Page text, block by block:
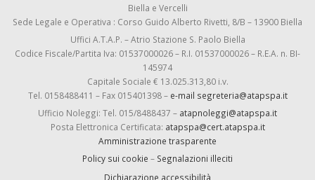
Biella e Vercelli
Sede Legale e Operativa : Corso Guido Alberto Rivetti, 8/B – 13900 Biella
Uffici A.T.A.P. – Atrio Stazione S. Paolo Biella
Codice Fiscale/Partita Iva: 01537000026 – R.I. 01537000026 – R.E.A. n. BI-
145974
Capitale Sociale € 13.025.313,80 i.v.
Tel. 0158488411 – Fax 015401398 – e-mail segreteria@atapspa.it
Ufficio Noleggi: Tel. 015/8488437 – atapnoleggi@atapspa.it
Posta Elettronica Certificata: atapspa@cert.atapspa.it
Amministrazione trasparente
Policy sui cookie – Segnalazioni illeciti
Dichiarazione accessibilità